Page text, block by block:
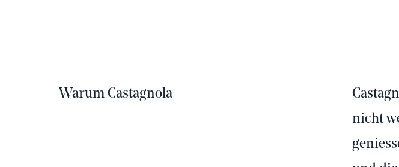
Warum Castagnola
nicht